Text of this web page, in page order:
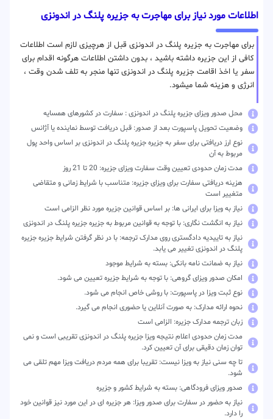
اطلاعات مورد نیاز برای مهاجرت به جزیره پلنگ در اندونزی
برای مهاجرت به جزیره پلنگ در اندونزی قبل از هرچیزی لازم است اطلاعات
کافی از این جزیره داشته باشید ، بدون داشتن اطلاعات هرگونه اقدام برای
سفر یا اخذ اقامت جزیره پلنگ در اندونزی تنها منجر به تلف شدن وقت ،
انرژی و هزینه شما میشود.
محل صدور ویزای جزیره پلنگ در اندونزی : سفارت در کشورهای همسایه
وضعیت تحویل پاسپورت بعد از صدور: قبل دریافت توسط نماینده یا آژانس
نوع ارز دریافتی برای سفر به جزیره جزیره پلنگ در اندونزی بر اساس واحد پول
مربوط به آن
مدت زمان حدودی تعیین وقت سفارت ویزای جزیره: 20 تا 21 روز
هزینه دریافتی سفارت برای ویزای جزیره: متناسب با شرایط زمانی و متقاضی
متغییر است
نیاز به ویزا برای ایرانی ها: بر اساس قوانین جزیره مورد نظر الزامی است
نیاز به انگشت نگاری: با توجه به قوانین مربوط به جزیره جزیره پلنگ در اندونزی
نیاز به تاییدیه دادگستری روی مدارک ترجمه: با در نظر گرفتن شرایط جزیره جزیره
پلنگ در اندونزی تغییر می یابد.
نیاز به ضمانت نامه بانکی: بسته به شرایط موجود
امکان صدور ویزای گروهی: با توجه به شرایط جزیره تعیین می شود.
نوع ثبت ویزا در پاسپورت: با روشی خاص انجام می شود.
نحوه ارائه مدارک: به صورت آنلاین یا حضوری انجام می گیرد.
زبان ترجمه مدارک جزیره: الزامی است
مدت زمان حدودی اعلام نتیجه ویزا جزیره پلنگ در اندونزی تقریبی است و نمی
توان زمان دقیقی برای آن تعیین کرد.
تا چه سنی نیاز به ویزا نیست: تقریبا برای همه مردم دریافت ویزا مهم تلقی می
شود.
صدور ویزای فرودگاهی: بسته به شرایط کشور و جزیره
نیاز به حضور در سفارت برای صدور ویزا: هر جزیره ای در این مورد نیز قوانین خود
را دارد.